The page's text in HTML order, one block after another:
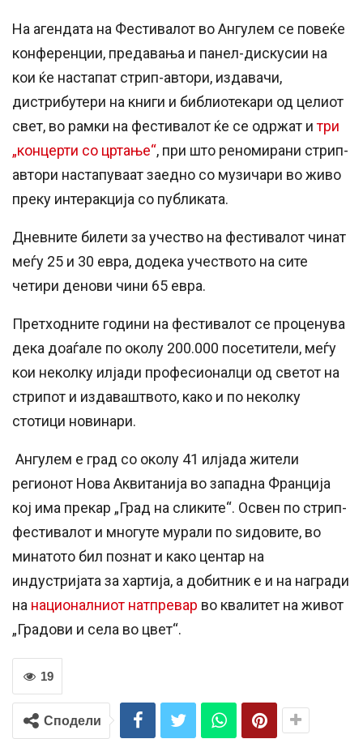
На агендата на Фестивалот во Ангулем се повеќе
конференции, предавања и панел-дискусии на
кои ќе настапат стрип-автори, издавачи,
дистрибутери на книги и библиотекари од целиот
свет, во рамки на фестивалот ќе се одржат итри
„концерти со цртање“, при што реномирани стрип-
автори настапуваат заедно со музичари во живо
преку интеракција со публиката.
Дневните билети за учество на фестивалот чинат
меѓу 25 и 30 евра, додека учеството на сите
четири денови чини 65 евра.
Претходните години на фестивалот се проценува
дека доаѓале по околу 200.000 посетители, меѓу
кои неколку илјади професионалци од светот на
стрипот и издаваштвото, како и по неколку
стотици новинари.
Ангулем е град со околу 41 илјада жители
регионот Нова Аквитанија во западна Франција
кој има прекар „Град на сликите“. Освен по стрип-
фестивалот и многуте мурали по ѕидовите, во
минатото бил познат и како центар на
индустријата за хартија, а добитник е и на награди
на националниот натпревар во квалитет на живот
„Градови и села во цвет“.
19
Сподели